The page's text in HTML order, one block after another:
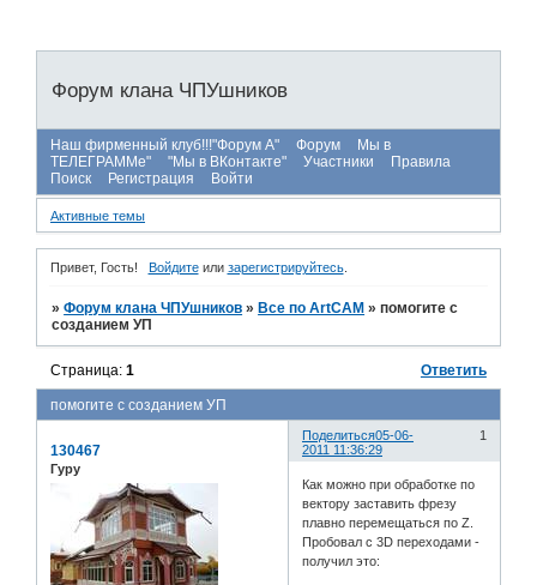
Форум клана ЧПУшников
Наш фирменный клуб!!!"Форум А" Форум
Мы в
ТЕЛЕГРАММе"
"Мы в ВКонтакте" Участники
Правила
Поиск
Регистрация Войти
Активные темы
Привет, Гость! Войдитеили зарегистрируйтесь.
»Форум клана ЧПУшников » Все по ArtCAM »помогите с
созданием УП
помогите с созданием УП
Страница:1 Ответить
Поделиться 1
05-06-
2011 11:36:29
130467
Гуру
Как можно при обработке по
вектору заставить фрезу
плавно перемещаться по Z.
Пробовал с 3D переходами -
получил это: